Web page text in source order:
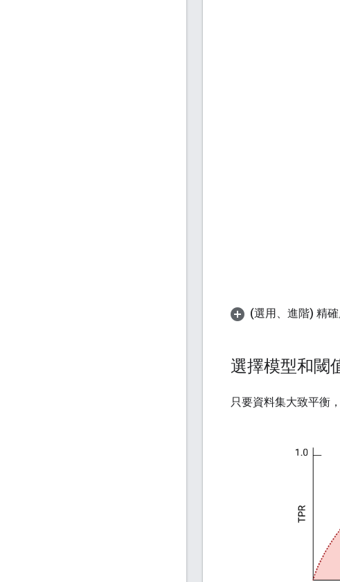
(選用、進階) 精
選擇模型和閾
只要資料集大致平衡